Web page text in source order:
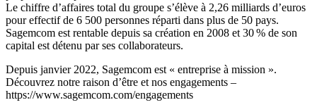
Le chiffre d’affaires total du groupe s’élève à 2,26 milliards d’euros
pour effectif de 6 500 personnes réparti dans plus de 50 pays.
Sagemcom est rentable depuis sa création en 2008 et 30 % de son
capital est détenu par ses collaborateurs.
Depuis janvier 2022, Sagemcom est « entreprise à mission ».
Découvrez notre raison d’être et nos engagements –
https://www.sagemcom.com/engagements